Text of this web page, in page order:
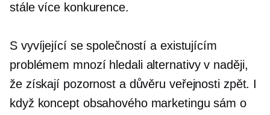
stále více konkurence.
S vyvíjející se společností a existujícím
problémem mnozí hledali alternativy v naději,
že získají pozornost a důvěru veřejnosti zpět. I
když koncept obsahového marketingu sám o